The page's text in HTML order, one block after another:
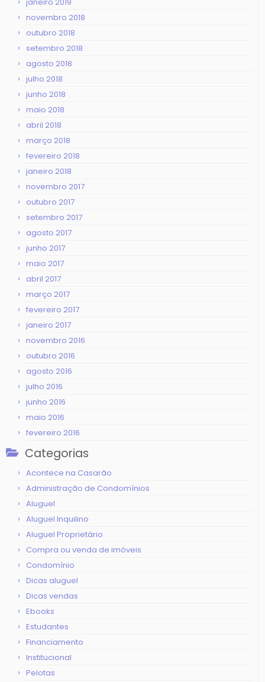
novembro 2018
outubro 2018
setembro 2018
agosto 2018
julho 2018
junho 2018
maio 2018
abril 2018
março 2018
fevereiro 2018
janeiro 2018
novembro 2017
outubro 2017
setembro 2017
agosto 2017
junho 2017
maio 2017
abril 2017
março 2017
fevereiro 2017
janeiro 2017
novembro 2016
outubro 2016
agosto 2016
julho 2016
junho 2016
maio 2016
fevereiro 2016
Categorias
Acontece na Casarão
Administração de Condomínios
Aluguel
Aluguel Inquilino
Aluguel Proprietário
Compra ou venda de imóveis
Condomínio
Dicas aluguel
Dicas vendas
Ebooks
Estudantes
Financiamento
Institucional
Pelotas